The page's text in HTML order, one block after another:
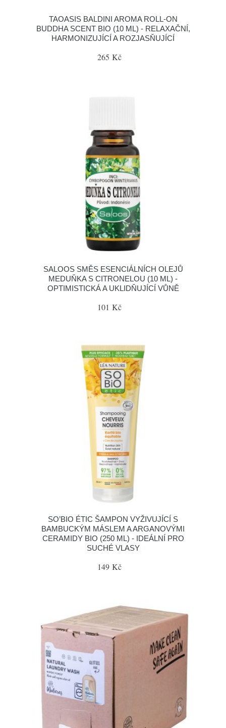
TAOASIS BALDINI AROMA ROLL-ON
BUDDHA SCENT BIO (10 ML) - RELAXAČNÍ,
HARMONIZUJÍCÍ A ROZJASŇUJÍCÍ
265 Kč
SALOOS SMĚS ESENCIÁLNÍCH OLEJŮ
MEDUŇKA S CITRONELOU (10 ML) -
OPTIMISTICKÁ A UKLIDŇUJÍCÍ VŮNĚ
101 Kč
SO’BIO ÉTIC ŠAMPON VYŽIVUJÍCÍ S
BAMBUCKÝM MÁSLEM A ARGANOVÝMI
CERAMIDY BIO (250 ML) - IDEÁLNÍ PRO
SUCHÉ VLASY
149 Kč